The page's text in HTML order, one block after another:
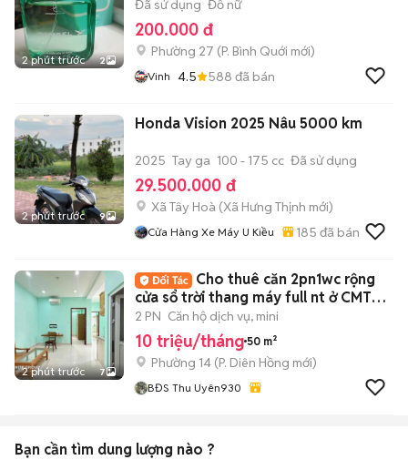
2 phút trước 2
Đã sử dụng Đồ nữ
200.000 đ
Phường 27 (P. Bình Quới mới)
Vinh 4.5 588 đã bán
2 phút trước 9
Honda Vision 2025 Nâu 5000 km
2025 Tay ga 100 - 175 cc Đã sử dụng
29.500.000 đ
Xã Tây Hoà (Xã Hưng Thịnh mới)
Cửa Hàng Xe Máy U Kiều 185 đã bán
2 phút trước 7
Cho thuê căn 2pn1wc rộng
cửa sổ trời thang máy full nt ở CMT8
Quận 10
2 PN Căn hộ dịch vụ, mini
10 triệu/tháng 50 m²
Phường 14 (P. Diên Hồng mới)
BĐS Thu Uyên930
Bạn cần tìm dung lượng nào ?